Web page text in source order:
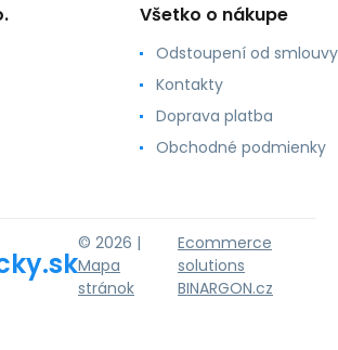
Všetko o nákupe
Odstoupení od smlouvy
Kontakty
Doprava platba
Obchodné podmienky
© 2026 |
Mapa
stránok
Ecommerce
solutions
BINARGON.cz